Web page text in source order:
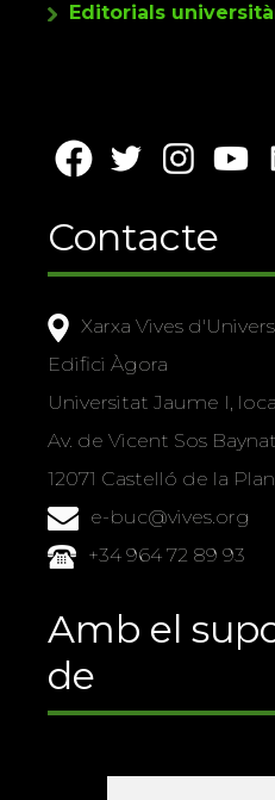
Editorials
Contacte
Xarxa Vives
Edifici Àgora
Universitat Jaume I,
Av. de Vicent Sos
12071 Castelló de la
e-buc@vives.org
+34 964 72 89 93
Amb el
de